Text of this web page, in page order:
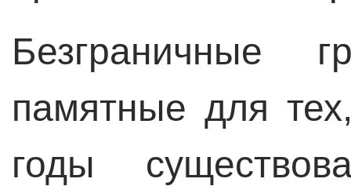
Безграничные
памятные для
годы